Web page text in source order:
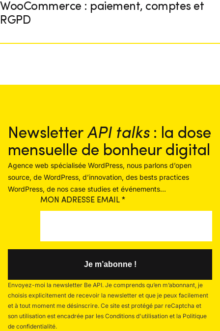
WooCommerce : paiement, comptes et
RGPD
Newsletter API talks: la dose
mensuelle de bonheur digital
Agence web spécialisée WordPress, nous parlons d’open
source, de WordPress, d’innovation, des bests practices
WordPress, de nos case studies et événements…
MON ADRESSE EMAIL *
Envoyez-moi la newsletter Be API. Je comprends qu’en m’abonnant, je
choisis explicitement de recevoir la newsletter et que je peux facilement
et à tout moment me désinscrire. Ce site est protégé par reCaptcha et
son utilisation est encadrée par les Conditions d'utilisation et la Politique
de confidentialité.